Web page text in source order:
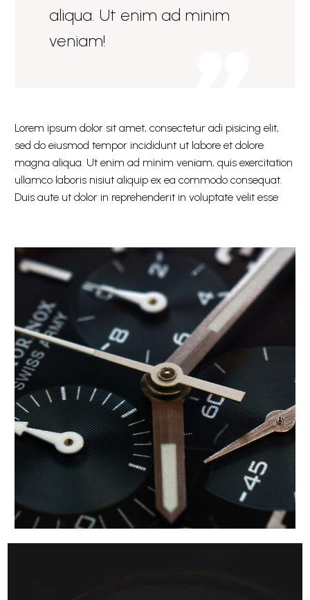
aliqua. Ut enim ad minim
veniam!
Lorem ipsum dolor sit amet, consectetur adi pisicing elit,
sed do eiusmod tempor incididunt ut labore et dolore
magna aliqua. Ut enim ad minim veniam, quis exercitation
ullamco laboris nisiut aliquip ex ea commodo consequat.
Duis aute ut dolor in reprehenderit in voluptate velit esse